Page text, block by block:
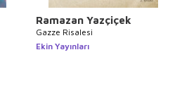
Ramazan Yazçiçek
Gazze Risalesi
Ekin Yayınları